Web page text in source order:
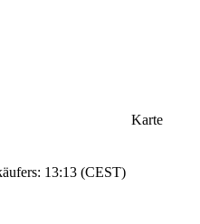
Karte
13:13 (CEST)